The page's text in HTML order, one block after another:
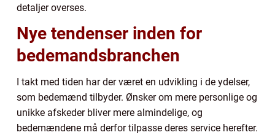
detaljer overses.
Nye tendenser inden for
bedemandsbranchen
I takt med tiden har der været en udvikling i de ydelser,
som bedemænd tilbyder. Ønsker om mere personlige og
unikke afskeder bliver mere almindelige, og
bedemændene må derfor tilpasse deres service herefter.